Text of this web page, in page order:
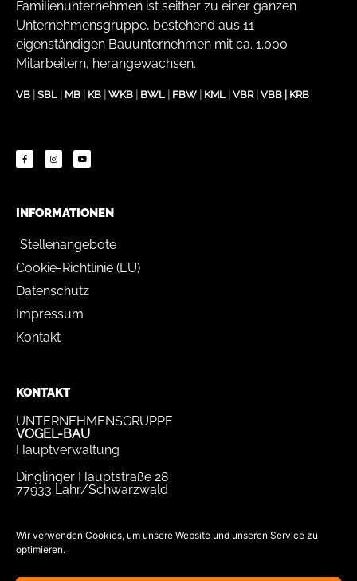
Wir verwenden Cookies, um unsere Website und unseren Service zu
optimieren.
Familienunternehmen ist seither zu einer ganzen
Unternehmensgruppe, bestehend aus 11
eigenständigen Bauunternehmen mit ca. 1.000
Mitarbeitern, herangewachsen.
VB SBL MB KB WKB BWL FBW KML VBR| VBB KRB
INFORMATIONEN
Stellenangebote
Cookie-Richtlinie (EU)
Datenschutz
Impressum
Kontakt
KONTAKT
UNTERNEHMENSGRUPPE
VOGEL-BAU
Hauptverwaltung
Dinglinger Hauptstraße 28
77933 Lahr/Schwarzwald
bewerbung@vogel-bau.de
info@vogel-bau.de